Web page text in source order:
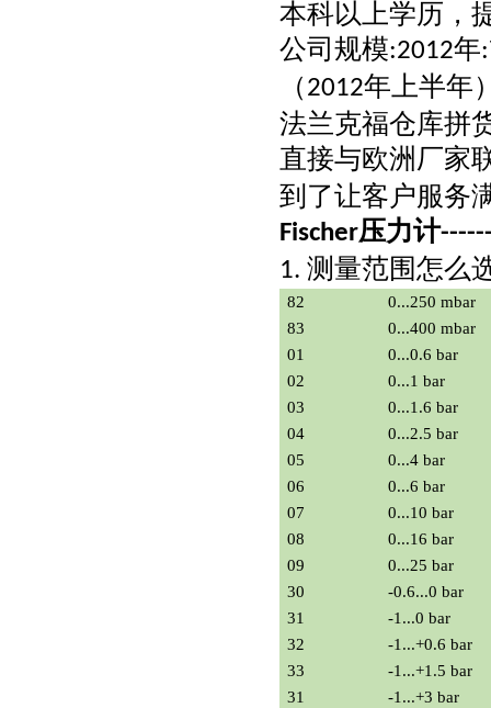
本科以上学历，
公司规模:2012年
（ 2012年上半年
法兰克福仓库拼
直接与欧洲厂家
到了让客户服务
Fischer压力计
1. 测量范围怎么
82
0...250 mbar
83
0...400 mbar
01
0...0.6 bar
02
0...1 bar
03
0...1.6 bar
04
0...2.5 bar
05
0...4 bar
06
0...6 bar
07
0...10 bar
08
0...16 bar
09
0...25 bar
30
-0.6...0 bar
31
-1...0 bar
32
-1...+0.6 bar
33
-1...+1.5 bar
31
-1...+3 bar